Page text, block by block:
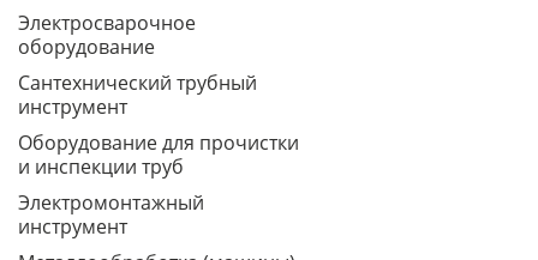
Электросварочное
оборудование
Сантехнический трубный
инструмент
Оборудование для прочистки
и инспекции труб
Электромонтажный
инструмент